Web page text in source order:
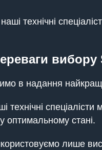
технічні
вибору
в надання
технічні
оптимальному стані.
лише